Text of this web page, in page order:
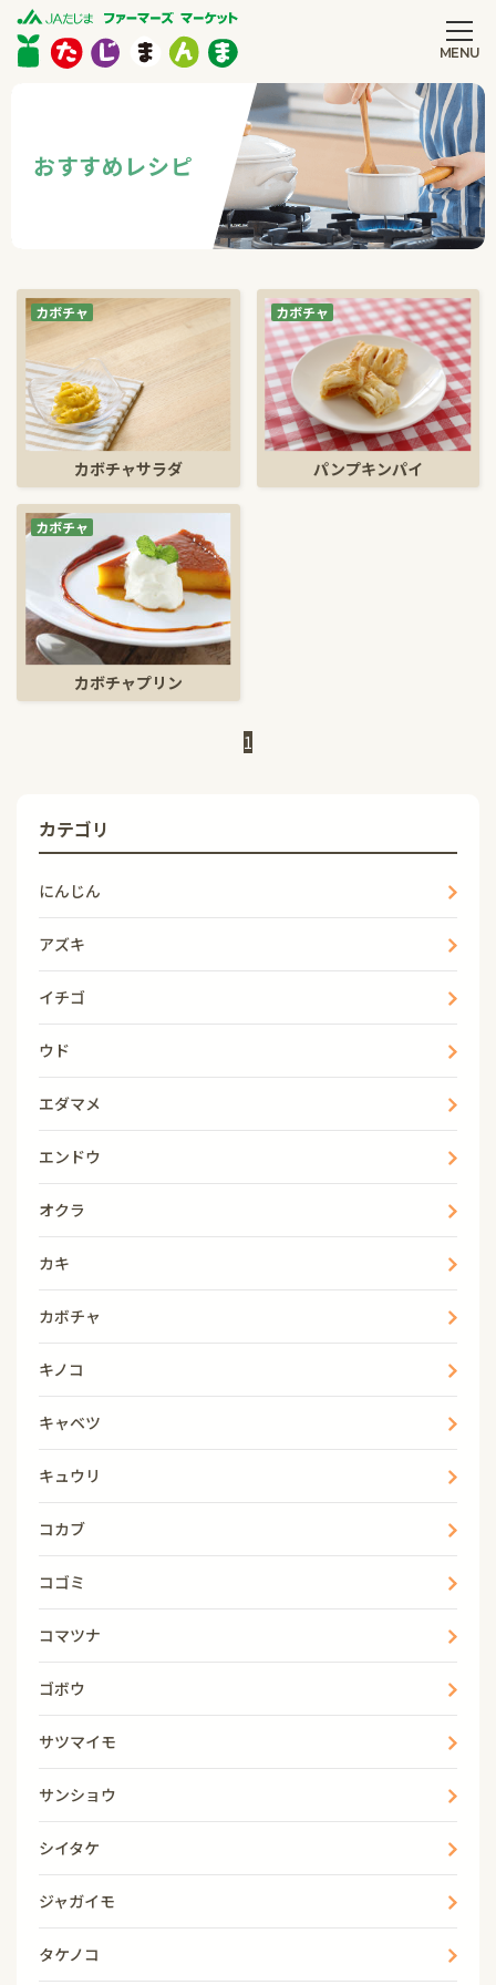
MENU
おすすめ レシピ
カボチャサラダ
カボチャ
パンプキンパイ
カボチャ
カボチャプリン
カボチャ
1
カテゴリ
にんじん
アズキ
イチゴ
ウド
エダマメ
エンドウ
オクラ
カキ
カボチャ
キノコ
キャベツ
キュウリ
コカブ
コゴミ
コマツナ
ゴボウ
サツマイモ
サンショウ
シイタケ
ジャガイモ
タケノコ